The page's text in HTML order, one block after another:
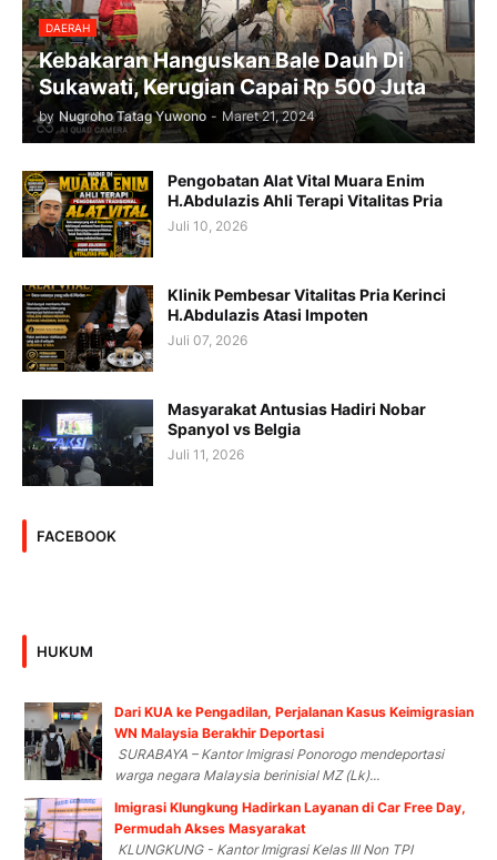
DAERAH
Kebakaran Hanguskan Bale Dauh Di
Sukawati, Kerugian Capai Rp 500 Juta
by Nugroho Tatag Yuwono - Maret 21, 2024
Pengobatan Alat Vital Muara Enim
H.Abdulazis Ahli Terapi Vitalitas Pria
Juli 10, 2026
Klinik Pembesar Vitalitas Pria Kerinci
H.Abdulazis Atasi Impoten
Juli 07, 2026
Masyarakat Antusias Hadiri Nobar
Spanyol vs Belgia
Juli 11, 2026
FACEBOOK
HUKUM
Dari KUA ke Pengadilan, Perjalanan Kasus Keimigrasian
WN Malaysia Berakhir Deportasi
SURABAYA – Kantor Imigrasi Ponorogo mendeportasi
warga negara Malaysia berinisial MZ (Lk)...
Imigrasi Klungkung Hadirkan Layanan di Car Free Day,
Permudah Akses Masyarakat
KLUNGKUNG - Kantor Imigrasi Kelas III Non TPI